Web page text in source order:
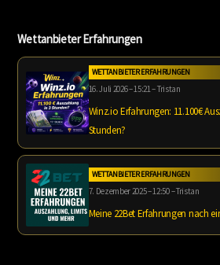
Wettanbieter Erfahrungen
WETTANBIETER ERFAHRUNGEN
16. Juli 2026 – 15:21 – Tristan
Winz.io Erfahrungen: 11.100€
Stunden?
WETTANBIETER ERFAHRUNGEN
7. Dezember 2025 – 12:50 – Tristan
Meine 22Bet Erfahrungen nach